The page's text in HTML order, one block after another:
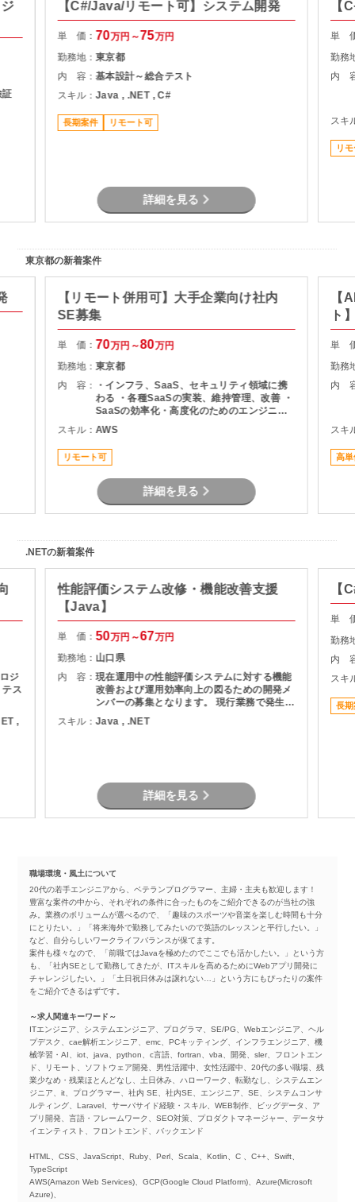
証
【C#/Java/リモート可】システム開発
単 価： 70万円～75万円
勤務地：東京都
内 容：基本設計～総合テスト
スキル：Java , .NET , C#
長期案件 リモート可
詳細を見る
【
単
勤務
内
スキ
リ
東京都の新着案件
【リモート併用可】大手企業向け社内
SE募集
単 価： 70万円～80万円
勤務地：東京都
内 容：
・インフラ、SaaS、セキュリティ領域に携
わる ・各種SaaSの実装、維持管理、改善 ・
SaaSの効率化・高度化のためのエンジニア
リング ・SaaSのシステム課題・障害に対す
る対策の計画と実装 ・社内NWやオンプレサ
ーバの運用保守 ・拠点のネットワーク配備担
当
スキル：AWS
リモート可
詳細を見る
【
ト
単
勤務
内
スキ
高単
.NETの新着案件
ジ
ス
,
性能評価システム改修・機能改善支援
【Java】
単 価：50万円～67万円
勤務地： 山口県
内 容：現在運用中の性能評価システムに対する機能
改善および運用効率向上の図るための開発メ
ンバーの募集となります。 現行業務で発生し
ている課題を整理し、機能追加を実現しま
す。
スキル：Java , .NET
詳細を見る
【
単
勤務
内
スキ
長期
職場環境・風土について
20代の若手エンジニアから、ベテランプログラマー、主婦・主夫も歓迎します！
豊富な案件の中から、それぞれの条件に合ったものをご紹介できるのが当社の強
み。業務のボリュームが選べるので、「趣味のスポーツや音楽を楽しむ時間も十分
にとりたい。」「将来海外で勤務してみたいので英語のレッスンと平行したい。」
など、自分らしいワークライフバランスが保てます。
案件も様々なので、「前職ではJavaを極めたのでここでも活かしたい。」という方
も、「社内SEとして勤務してきたが、ITスキルを高めるためにWebアプリ開発に
チャレンジしたい。」「土日祝日休みは譲れない…」という方にもぴったりの案件
をご紹介できるはずです。
～求人関連キーワード～
ITエンジニア、システムエンジニア、プログラマ、SE/PG、Webエンジニア、ヘル
プデスク、cae解析エンジニア、emc、PCキッティング、インフラエンジニア、機
械学習・AI、iot、java、python、c言語、fortran、vba、開発、sler、フロントエン
ド、リモート、ソフトウェア開発、男性活躍中、女性活躍中、20代の多い職場、残
業少なめ・残業ほとんどなし、土日休み、ハローワーク、転勤なし、システムエン
ジニア、it、プログラマー、社内 SE、社内SE、エンジニア、SE、システムコンサ
ルティング、Laravel、サーバサイド経験・スキル、WEB制作、ビッグデータ、ア
プリ開発、言語・フレームワーク、SEO対策、プロダクトマネージャー、データサ
イエンティスト、フロントエンド、バックエンド
HTML、CSS、JavaScript、Ruby、Perl、Scala、Kotlin、C 、C++、Swift、
TypeScript
AWS(Amazon Web Services)、GCP(Google Cloud Platform)、Azure(Microsoft
Azure)、